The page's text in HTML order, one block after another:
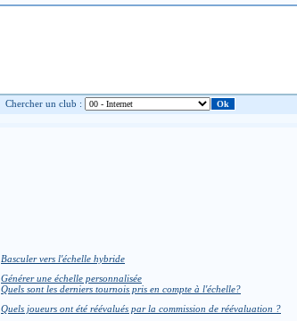
Chercher un club :
Basculer vers l'échelle hybride
Générer une échelle personnalisée
Quels sont les derniers tournois pris en compte à l'échelle?
Quels joueurs ont été réévalués par la commission de réévaluation ?